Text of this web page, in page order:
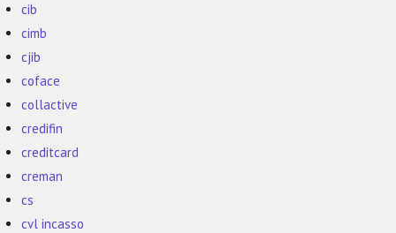
cib
cimb
cjib
coface
collactive
credifin
creditcard
creman
cs
cvl incasso